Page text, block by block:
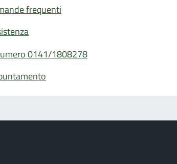
frequenti
0141/1808278